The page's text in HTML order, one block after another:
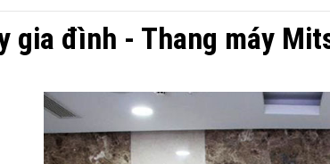
gia đình - Thang máy